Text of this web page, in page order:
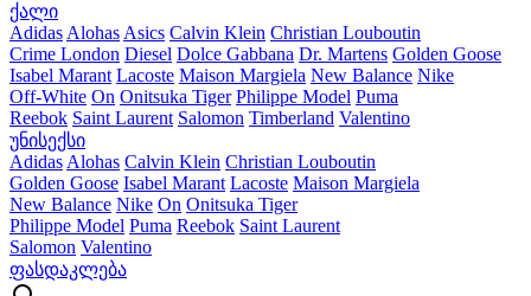
ქალი
Adidas Alohas Asics Calvin Klein Christian Louboutin
Crime London Diesel Dolce Gabbana Dr. Martens Golden Goose
Isabel Marant Lacoste Maison Margiela New Balance Nike
Off-White On Onitsuka Tiger Philippe Model Puma
Reebok Saint Laurent Salomon Timberland Valentino
უნისექსი
Adidas Alohas Calvin Klein Christian Louboutin
Golden Goose Isabel Marant Lacoste Maison Margiela
New Balance Nike On Onitsuka Tiger
Philippe Model Puma Reebok Saint Laurent
Salomon Valentino
ფასდაკლება